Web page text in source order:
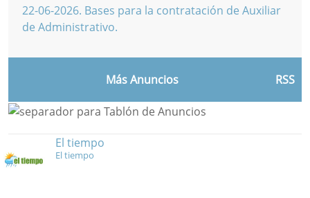
22-06-2026. Bases para la contratación de Auxiliar
de Administrativo.
Más Anuncios RSS
El tiempo
El tiempo